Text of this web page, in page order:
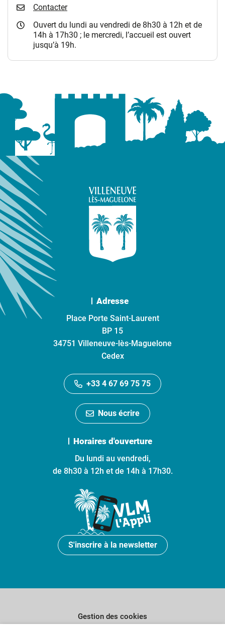
Contacter
Ouvert du lundi au vendredi de 8h30 à 12h et de
14h à 17h30 ; le mercredi, l’accueil est ouvert
jusqu’à 19h.
Adresse
Place Porte Saint-Laurent
BP 15
34751 Villeneuve-lès-Maguelone
Cedex
+33 4 67 69 75 75
Nous écrire
Horaires d'ouverture
Du lundi au vendredi,
de 8h30 à 12h et de 14h à 17h30.
S'inscrire à la newsletter
Gestion des cookies